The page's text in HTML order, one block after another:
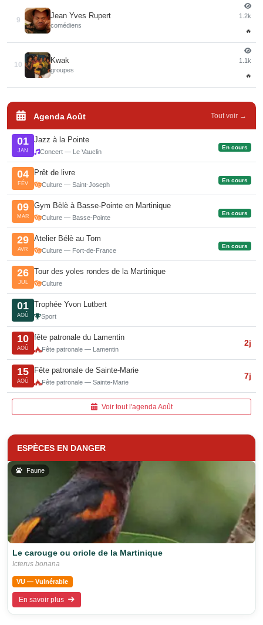
9
Jean Yves Rupert
comédiens
1.2k
🔥
10
Kwak
groupes
1.1k
🔥
Agenda Août Tout voir →
01
JAN
Jazz à la Pointe
Concert — Le Vauclin
En cours
04
FÉV
Prêt de livre
Culture — Saint-Joseph
En cours
09
MAR
Gym Bèlè à Basse-Pointe en Martinique
Culture — Basse-Pointe
En cours
29
AVR
Atelier Bélè au Tom
Culture — Fort-de-France
En cours
26
JUL
Tour des yoles rondes de la Martinique
Culture
01
AOÛ
Trophée Yvon Lutbert
Sport
10
AOÛ
fête patronale du Lamentin
Fête patronale — Lamentin
2j
15
AOÛ
Fête patronale de Sainte-Marie
Fête patronale — Sainte-Marie
7j
Voir tout l'agenda Août
ESPÈCES EN DANGER
Faune
Le carouge ou oriole de la Martinique
Icterus bonana
VU — Vulnérable
En savoir plus